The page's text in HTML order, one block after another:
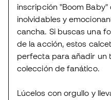
inscripción "Boom
inolvidables y
cancha. Si buscas una
de la acción, estos
perfecta para añadir un
colección de fanático.
Lúcelos con orgullo y